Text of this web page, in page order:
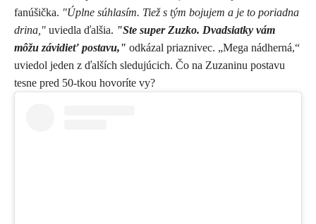
fanúšička. "Úplne súhlasím. Tiež s tým bojujem a je to poriadna
drina," uviedla ďalšia. "Ste super Zuzko. Dvadsiatky vám
môžu závidieť postavu," odkázal priaznivec. „Mega nádherná,“
uviedol jeden z ďalších sledujúcich. Čo na Zuzaninu postavu
tesne pred 50-tkou hovoríte vy?